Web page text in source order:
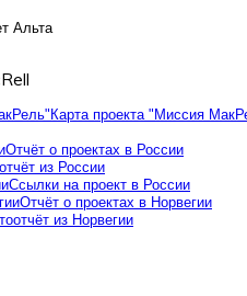
Альта
Карта проекта "Миссия
Отчёт о проектах в России
из России
Ссылки на проект в России
Отчёт о проектах в Норвегии
из Норвегии